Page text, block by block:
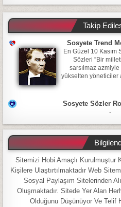
Takip
Sosyete Trend
En Güzel 10 Kasım
Sözleri ”Bir
sarsılmaz
yükselten yöneticiler
Sosyete Sözler
-
Sitemizi Hobi Amaçlı Kurulmuştur
Kişilere Ulaştırtılmaktadır Web
Sosyal Paylaşım Sitelerinden
Oluşmaktadır. Sitede Yer Alan
Olduğunu Düşünüyor Ve Telif